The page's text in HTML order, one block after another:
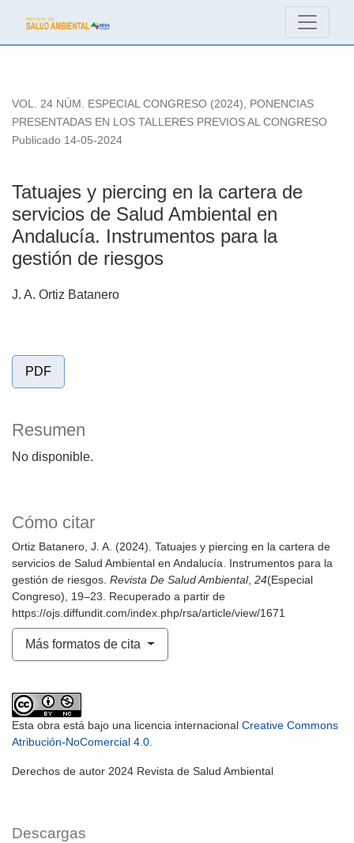
Tatuajes y piercing en la cartera de servicios de Salud
VOL. 24 NÚM. ESPECIAL CONGRESO (2024), PONENCIAS
PRESENTADAS EN LOS TALLERES PREVIOS AL CONGRESO
Tatuajes y piercing en la cartera de
servicios de Salud Ambiental en
Andalucía. Instrumentos para la
gestión de riesgos
Publicado 14-05-2024
J. A. Ortiz Batanero
PDF
Cómo citar
Ortiz Batanero, J. A. (2024). Tatuajes y piercing en la cartera de
servicios de Salud Ambiental en Andalucía. Instrumentos para la
gestión de riesgos. Revista De Salud Ambiental, 24(Especial
Congreso), 19–23. Recuperado a partir de
https://ojs.diffundit.com/index.php/rsa/article/view/1671
Más formatos de cita
Resumen
No disponible.
Esta obra está bajo una licencia internacional Creative Commons
Atribución-NoComercial 4.0.
Derechos de autor 2024 Revista de Salud Ambiental
Descargas